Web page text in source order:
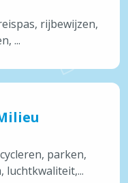
rijbewijzen,
...
parken,
luchtkwaliteit,...